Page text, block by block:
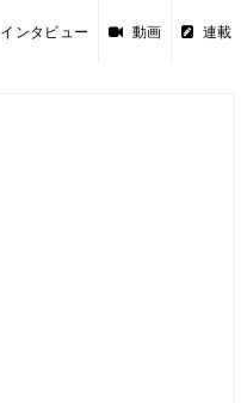
インタビュー 動画 連載